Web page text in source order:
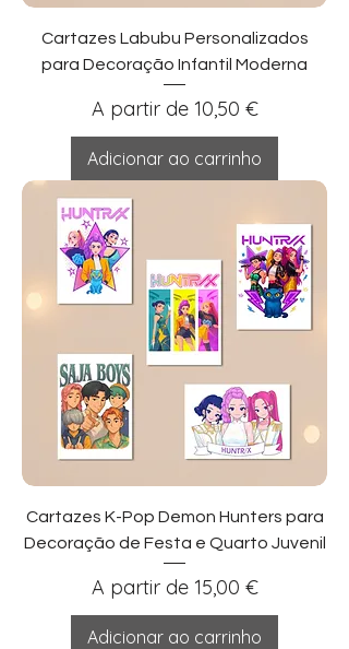
Cartazes Labubu Personalizados
para Decoração Infantil Moderna
A partir de 10,50 €
Preço promocional
Adicionar ao carrinho
Cartazes K-Pop Demon Hunters para
Decoração de Festa e Quarto Juvenil
A partir de 15,00 €
Preço promocional
Adicionar ao carrinho